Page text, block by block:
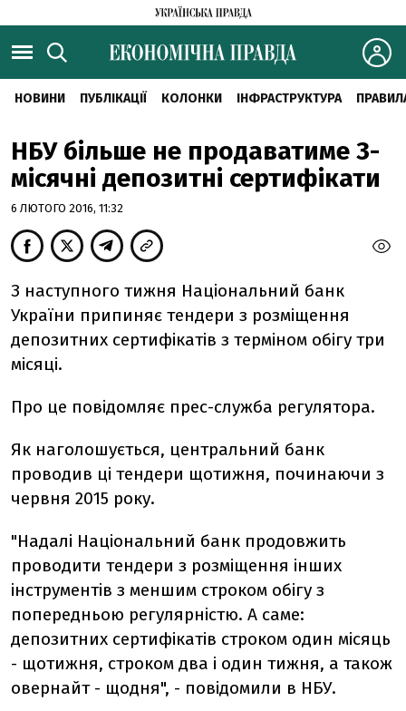
НОВИНИ ПУБЛІКАЦІЇ КОЛОНКИ ІНФРАСТРУКТУРА
НБУ більше не продаватиме 3-
місячні депозитні сертифікати
6 ЛЮТОГО 2016, 11:32
З наступного тижня Національний банк
України припиняє тендери з розміщення
депозитних сертифікатів з терміном обігу три
місяці.
Про це повідомляє прес-служба регулятора.
Як наголошується, центральний банк
проводив ці тендери щотижня, починаючи з
червня 2015 року.
"Надалі Національний банк продовжить
проводити тендери з розміщення інших
інструментів з меншим строком обігу з
попередньою регулярністю. А саме:
депозитних сертифікатів строком один місяць
- щотижня, строком два і один тижня, а також
овернайт - щодня", - повідомили в НБУ.